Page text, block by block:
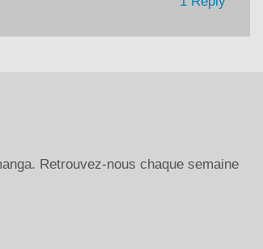
Retrouvez-nous chaque semaine